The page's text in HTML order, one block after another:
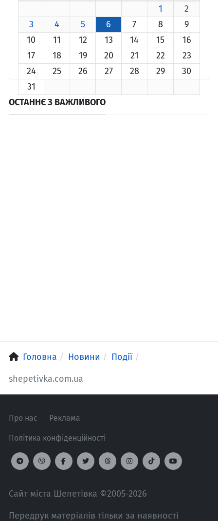
1
2
3
4 5 6 7 8
9
10
11 12 13 14 15
16
17
18 19 20 21 22
23
24
25 26 27 28 29
30
31
ОСТАННЄ З ВАЖЛИВОГО
Головна Новини Події
shepetivka.com.ua
Про нас Реклама
Політика конфіденційності
Сайт міста Шепетівка ©2005-2026
Передрук матеріалів тільки за наявності